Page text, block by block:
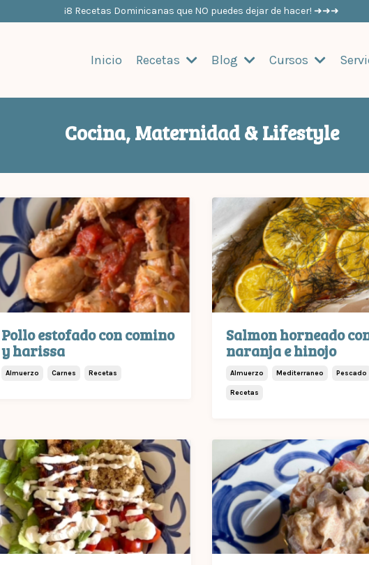
¡8 Recetas Dominicanas que NO puedes dejar de hacer! ➜➜➜
Inicio Recetas Blog Cursos
Cocina, Maternidad & Lifestyle
Pollo estofado con comino
y harissa
Almuerzo Carnes Recetas
Salmon horneado
naranja e hinojo
Almuerzo Mediterraneo Pescado
Recetas